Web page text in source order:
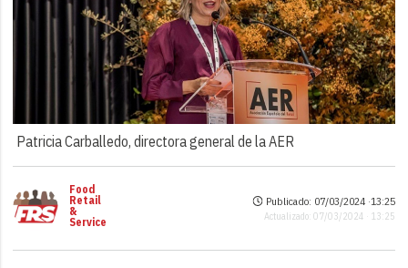
Patricia Carballedo, directora general de la AER
Food
Retail
&
Service
Publicado: 07/03/2024 ·13:25
Actualizado: 07/03/2024 · 13:25